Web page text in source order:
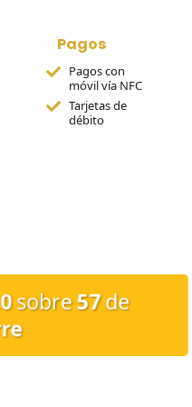
Pagos
Pagos con
móvil vía NFC
Tarjetas de
débito
sobre57de